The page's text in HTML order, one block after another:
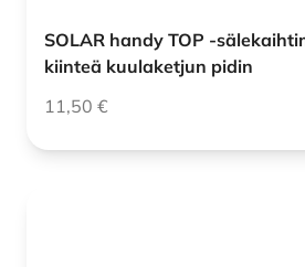
SOLAR handy TOP -
kiinteä kuulaketjun pidin
11,50 €